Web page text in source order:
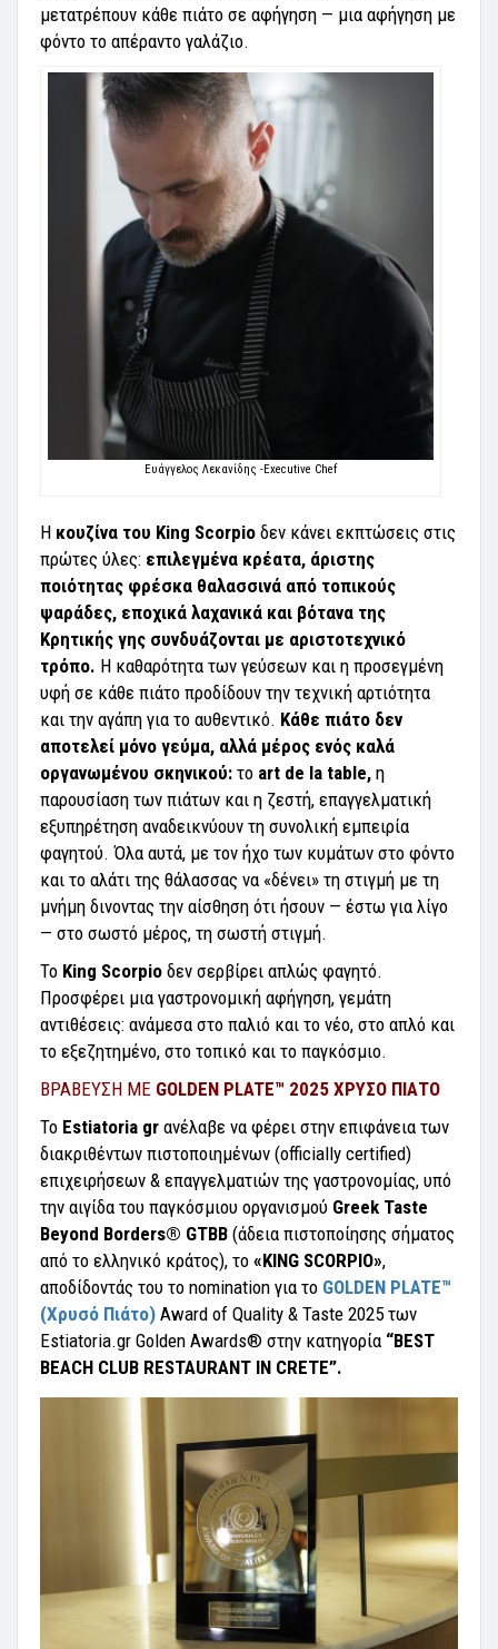
μετατρέπουν κάθε πιάτο σε αφήγηση — μια αφήγηση με
φόντο το απέραντο γαλάζιο.
Ευάγγελος Λεκανίδης -Executive Chef
Η κουζίνα του King Scorpio δεν κάνει εκπτώσεις στις
πρώτες ύλες: επιλεγμένα κρέατα, άριστης
ποιότητας φρέσκα θαλασσινά από τοπικούς
ψαράδες, εποχικά λαχανικά και βότανα της
Κρητικής γης συνδυάζονται με αριστοτεχνικό
τρόπο. Η καθαρότητα των γεύσεων και η προσεγμένη
υφή σε κάθε πιάτο προδίδουν την τεχνική αρτιότητα
και την αγάπη για το αυθεντικό. Κάθε πιάτο δεν
αποτελεί μόνο γεύμα, αλλά μέρος ενός καλά
οργανωμένου σκηνικού: το art de la table, η
παρουσίαση των πιάτων και η ζεστή, επαγγελματική
εξυπηρέτηση αναδεικνύουν τη συνολική εμπειρία
φαγητού. Όλα αυτά, με τον ήχο των κυμάτων στο φόντο
και το αλάτι της θάλασσας να «δένει» τη στιγμή με τη
μνήμη δινοντας την αίσθηση ότι ήσουν — έστω για λίγο
— στο σωστό μέρος, τη σωστή στιγμή.
Το King Scorpio δεν σερβίρει απλώς φαγητό.
Προσφέρει μια γαστρονομική αφήγηση, γεμάτη
αντιθέσεις: ανάμεσα στο παλιό και το νέο, στο απλό και
το εξεζητημένο, στο τοπικό και το παγκόσμιο.
ΒΡΑΒΕΥΣΗ ΜΕ GOLDEN PLATE™ 2025 ΧΡΥΣΟ ΠΙΑΤΟ
Το Estiatoria gr ανέλαβε να φέρει στην επιφάνεια των
διακριθέντων πιστοποιημένων (officially certified)
επιχειρήσεων & επαγγελματιών της γαστρονομίας, υπό
την αιγίδα του παγκόσμιου οργανισμού Greek Taste
Beyond Borders® GTBB (άδεια πιστοποίησης σήματος
από το ελληνικό κράτος), το «KING SCORPIO»,
αποδίδοντάς του το nomination για το GOLDEN PLATE™
(Χρυσό Πιάτο) Award of Quality & Taste 2025 των
Estiatoria.gr Golden Awards® στην κατηγορία “BEST
BEACH CLUB RESTAURANT IN CRETE”.